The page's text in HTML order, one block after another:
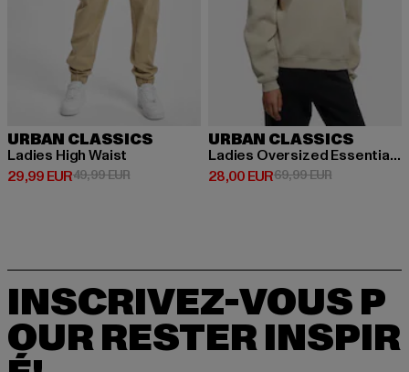
URBAN CLASSICS
Ladies High Waist
29,99 EUR
Prix courant: 29,99 EUR
49,99 EURPrix en promotion: 49,99 EUR
URBAN CLASSICS
Ladies Oversized Essentials Crewneck
28,00 EUR
Prix courant: 28,00 EUR
69,99 EURPrix en
INSCRIVEZ-VOUS P
OUR RESTER INSPIR